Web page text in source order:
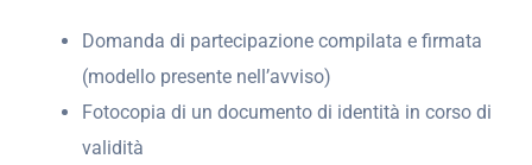
Domanda di partecipazione compilata e firmata
(modello presente nell’avviso)
Fotocopia di un documento di identità in corso di
validità